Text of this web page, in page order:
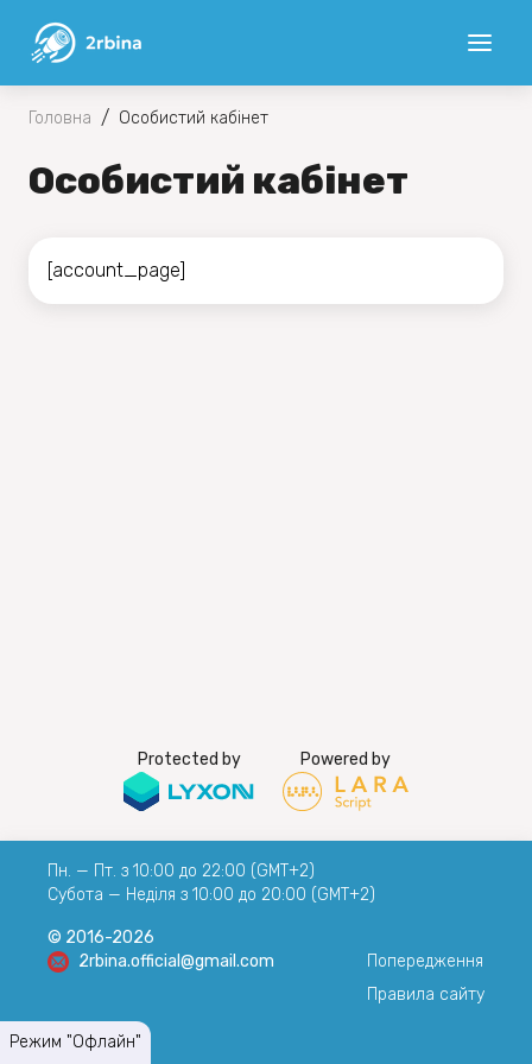
Головна / Особистий кабінет
Особистий кабінет
[account_page]
Protected by Powered by
Пн. — Пт. з 10:00 до 22:00 (GMT+2)
Субота — Неділя з 10:00 до 20:00 (GMT+2)
© 2016-2026
2rbina.official@gmail.com
Попередження
Правила сайту
Режим "Офлайн"